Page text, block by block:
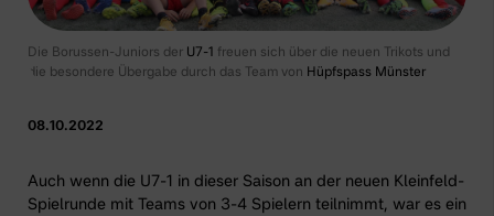
Die Borussen-Juniors der U7-1 freuen sich über die neuen Trikots und
die besondere Übergabe durch das Team von Hüpfspass Münster
08.10.2022
Auch wenn die U7-1 in dieser Saison an der neuen Kleinfeld-
Spielrunde mit Teams von 3-4 Spielern teilnimmt, war es ein